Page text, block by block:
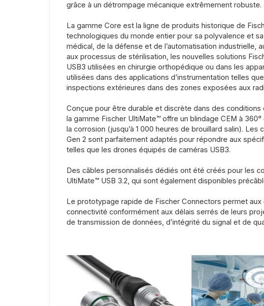
grâce à un détrompage mécanique extrêmement robuste.
La gamme Core est la ligne de produits historique de
technologiques du monde entier pour sa polyvalence et
médical, de la défense et de l’automatisation
aux processus de stérilisation, les nouvelles solutions
USB3 utilisées en chirurgie orthopédique ou dans les
utilisées dans des applications d’instrumentation telles
inspections extérieures dans des zones exposées aux
Conçue pour être durable et discrète dans des
la gamme Fischer UltiMate™ offre un blindage CEM à
la corrosion (jusqu’à 1 000 heures de brouillard salin).
Gen 2 sont parfaitement adaptés pour répondre aux
telles que les drones équipés de caméras USB3.
Des câbles personnalisés dédiés ont été créés pour les
UltiMate™ USB 3.2, qui sont également disponibles
Le prototypage rapide de Fischer Connectors permet
connectivité conformément aux délais serrés de leurs
de transmission de données, d’intégrité du signal et de